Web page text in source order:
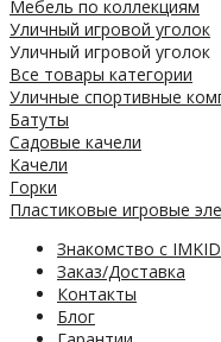
Мебель по коллекциям
Уличный игровой уголок
Уличный игровой уголок
Все товары категории
Уличные спортивные
Батуты
Садовые качели
Качели
Горки
Пластиковые игровые
Знакомство с
Заказ/Доставка
Контакты
Блог